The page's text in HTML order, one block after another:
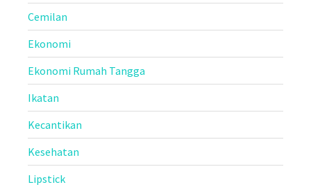
Cemilan
Ekonomi
Ekonomi Rumah Tangga
Ikatan
Kecantikan
Kesehatan
Lipstick